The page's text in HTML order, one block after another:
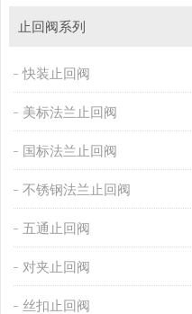
止回阀系列
快装止回阀
美标法兰止回阀
国标法兰止回阀
不锈钢法兰止回阀
五通止回阀
对夹止回阀
丝扣止回阀